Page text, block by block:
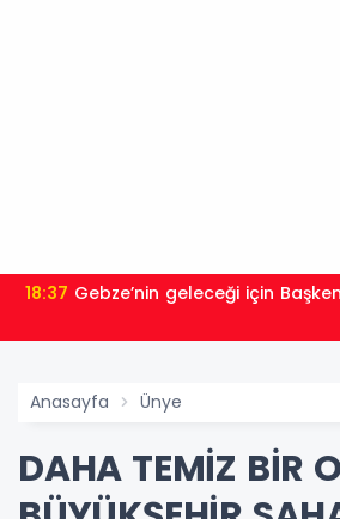
18:37 Gebze’nin geleceği için
Anasayfa Ünye
DAHA TEMİZ BİR